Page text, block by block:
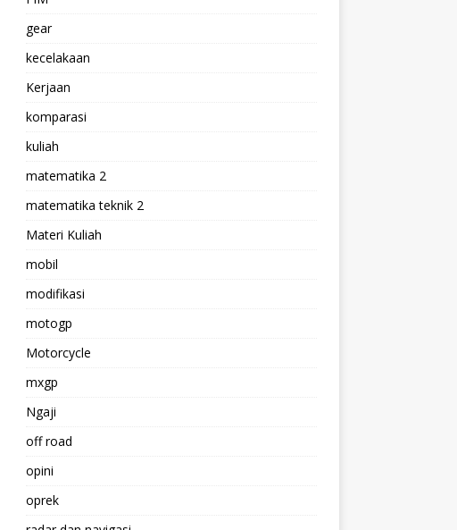
gear
kecelakaan
Kerjaan
komparasi
kuliah
matematika 2
matematika teknik 2
Materi Kuliah
mobil
modifikasi
motogp
Motorcycle
mxgp
Ngaji
off road
opini
oprek